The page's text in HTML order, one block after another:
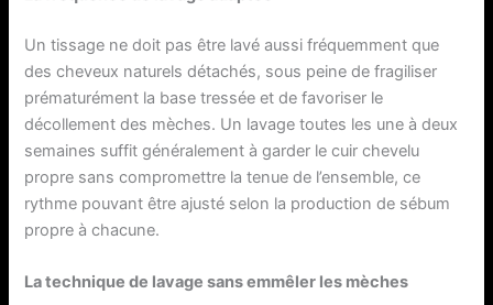
Un tissage ne doit pas être lavé aussi fréquemment que
des cheveux naturels détachés, sous peine de fragiliser
prématurément la base tressée et de favoriser le
décollement des mèches. Un lavage toutes les une à deux
semaines suffit généralement à garder le cuir chevelu
propre sans compromettre la tenue de l’ensemble, ce
rythme pouvant être ajusté selon la production de sébum
propre à chacune.
La technique de lavage sans emmêler les mèches